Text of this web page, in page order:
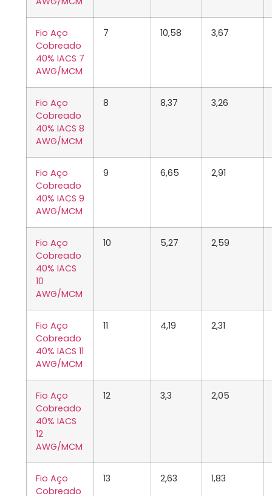
Fio Aço
Cobreado
40% IACS 7
AWG/MCM
7 10,58 3,67
Fio Aço
Cobreado
40% IACS 8
AWG/MCM
8 8,37 3,26
Fio Aço
Cobreado
40% IACS 9
AWG/MCM
9 6,65 2,91
Fio Aço
Cobreado
40% IACS
10
AWG/MCM
10 5,27 2,59
Fio Aço
Cobreado
40% IACS 11
AWG/MCM
11 4,19 2,31
Fio Aço
Cobreado
40% IACS
12
AWG/MCM
12 3,3 2,05
Fio Aço
Cobreado
13 2,63 1,83